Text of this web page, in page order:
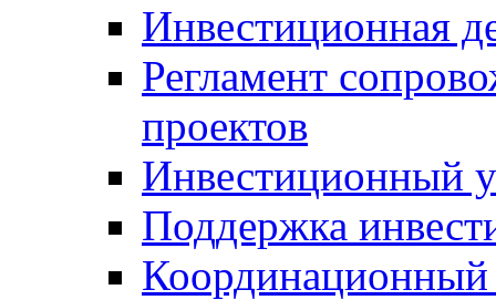
Инвестиционная
Регламент
проектов
Инвестиционный
Поддержка
Координационный